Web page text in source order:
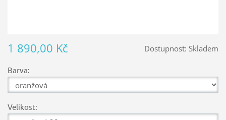
Dostupnost: Skladem
1 890,00 Kč
Barva:
Velikost: